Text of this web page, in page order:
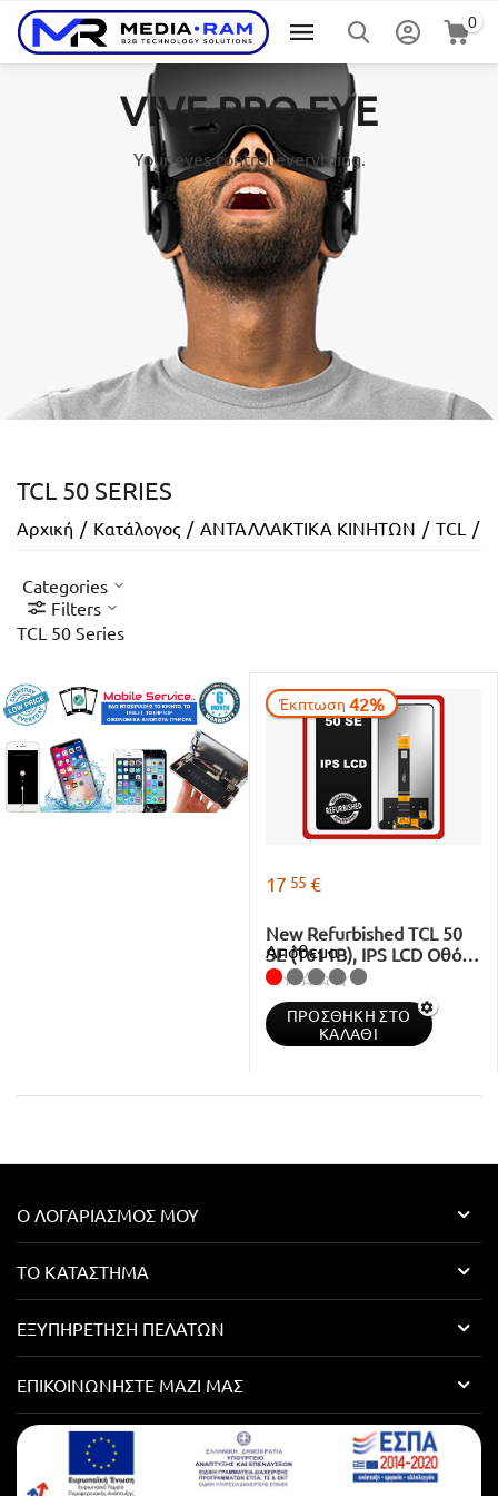
0
VIVE PRO EYE
Your eyes control everything.
TCL 50 SERIES
Αρχική / Κατάλογος / ΑΝΤΑΛΛΑΚΤΙΚΑ ΚΙΝΗΤΩΝ / TCL /
Categories
Filters
TCL 50 Series
Έκπτωση 42%
17 55 €
New Refurbished TCL 50
SE (T611B), IPS LCD Οθόνη
+ Touch Screen Digitizer
Απόθεμα
ΠΡΟΣΘΉΚΗ ΣΤΟ
ΚΑΛΆΘΙ
Ο ΛΟΓΑΡΙΑΣΜΌΣ ΜΟΥ
ΤΟ ΚΑΤΆΣΤΗΜΑ
ΕΞΥΠΗΡΈΤΗΣΗ ΠΕΛΑΤΏΝ
ΕΠΙΚΟΙΝΩΝΉΣΤΕ ΜΑΖΊ ΜΑΣ